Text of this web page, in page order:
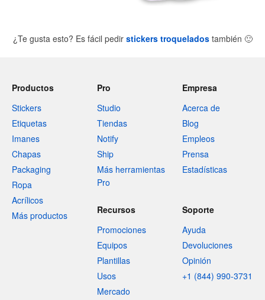
¿Te gusta esto? Es fácil pedir stickers troqueladostambién 🙂
Productos
Stickers
Etiquetas
Imanes
Chapas
Packaging
Ropa
Acrílicos
Más productos
Pro
Studio
Tiendas
Notify
Ship
Más herramientas
Pro
Empresa
Acerca de
Blog
Empleos
Prensa
Estadísticas
Recursos
Promociones
Equipos
Plantillas
Usos
Mercado
Soporte
Ayuda
Devoluciones
Opinión
+1 (844) 990-3731